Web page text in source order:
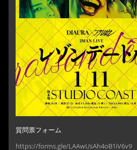
質問票フォーム
https://forms.gle/LAAwUsAh4oB1iV6v9